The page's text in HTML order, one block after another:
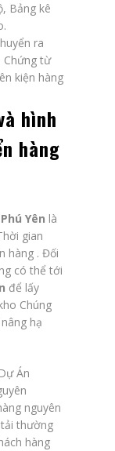
Bảng kê
ra
Chứng từ
kiện hàng
hình
hàng
Phú Yên là
gian
hàng . Đối
có thể tới
để lấy
Chúng
hạ
Án
nguyên
thường
hàng